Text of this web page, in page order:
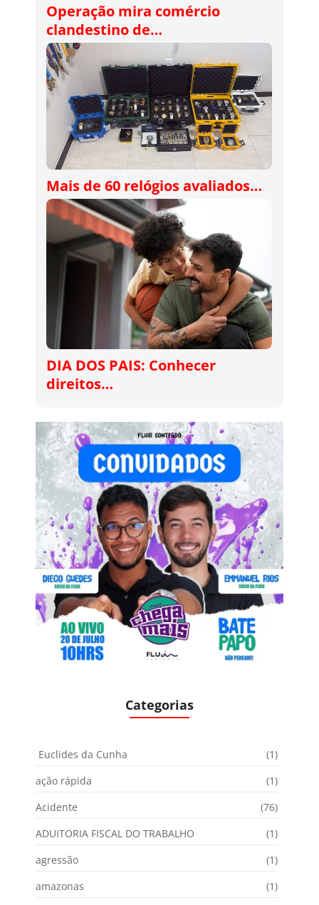
Operação mira comércio
clandestino de…
Mais de 60 relógios avaliados…
DIA DOS PAIS: Conhecer
direitos…
Categorias
Euclides da Cunha
(1)
ação rápida
(1)
Acidente
(76)
ADUITORIA FISCAL DO TRABALHO
(1)
agressão
(1)
amazonas
(1)